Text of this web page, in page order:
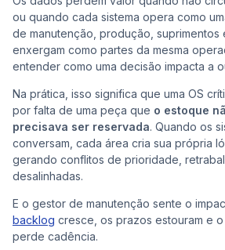
ou quando cada sistema opera como
de manutenção, produção, suprimentos
enxergam como partes da mesma
entender como uma decisão impacta a
Na prática, isso significa que uma OS
por falta de uma peça que o estoque
precisava ser reservada. Quando os
conversam, cada área cria sua própria
gerando conflitos de prioridade,
desalinhadas.
E o gestor de manutenção sente o
backlog cresce, os prazos estouram e
perde cadência.